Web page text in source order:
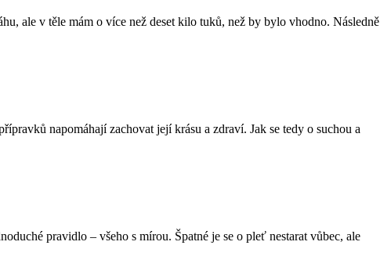
ale v těle mám o více než deset kilo tuků, než by bylo vhodno. Následně
napomáhají zachovat její krásu a zdraví. Jak se tedy o suchou a
pravidlo – všeho s mírou. Špatné je se o pleť nestarat vůbec, ale